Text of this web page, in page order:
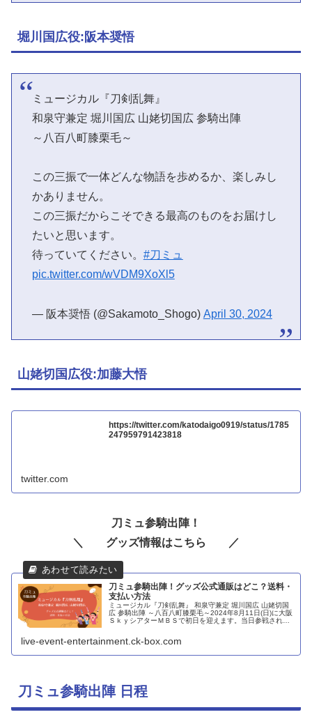
堀川国広役:阪本奨悟
ミュージカル『刀剣乱舞』
和泉守兼定 堀川国広 山姥切国広 参騎出陣
～八百八町膝栗毛～
この三振で一体どんな物語を歩めるか、楽しみし
かありません。
この三振だからこそできる最高のものをお届けし
たいと思います。
待っていてください。 #刀ミュ
pic.twitter.com/wVDM9XoXl5
— 阪本奨悟 (@Sakamoto_Shogo) April 30, 2024
山姥切国広役:加藤大悟
https://twitter.com/katodaigo0919/status/1785
247959791423818
twitter.com
刀ミュ参騎出陣！
＼ グッズ情報はこちら ／
刀ミュ参騎出陣！グッズ公式通販はどこ？送料・
支払い方法
ミュージカル『刀剣乱舞』 和泉守兼定 堀川国広 山姥切国
広 参騎出陣 ～八百八町膝栗毛～2024年8月11日(日)に大阪
ＳｋｙシアターＭＢＳで初日を迎えます。当日参戦される
ッズですよね。今...
live-event-entertainment.ck-box.com
刀ミュ参騎出陣 日程